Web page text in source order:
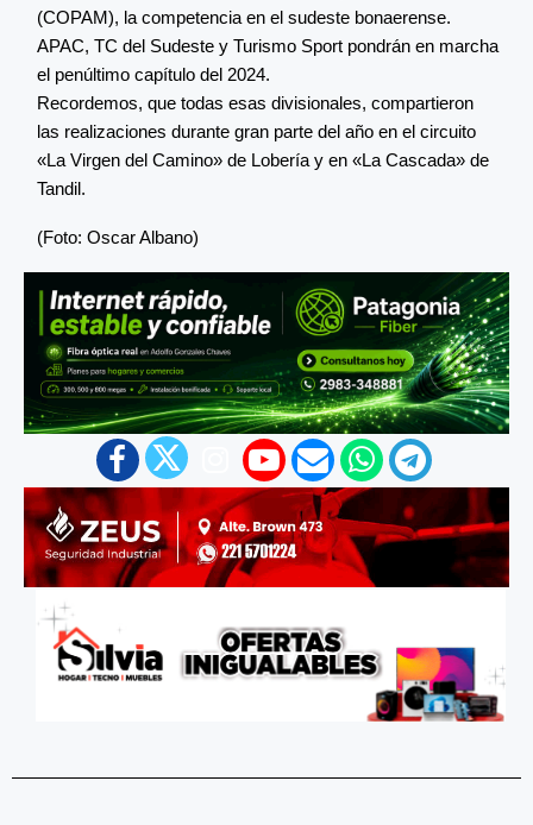
(COPAM), la competencia en el sudeste bonaerense.
APAC, TC del Sudeste y Turismo Sport pondrán en marcha
el penúltimo capítulo del 2024.
Recordemos, que todas esas divisionales, compartieron
las realizaciones durante gran parte del año en el circuito
«La Virgen del Camino» de Lobería y en «La Cascada» de
Tandil.
(Foto: Oscar Albano)